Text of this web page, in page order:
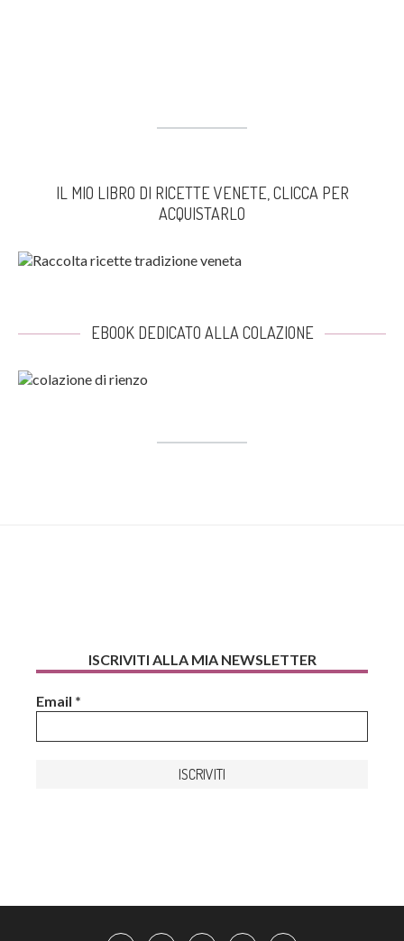
IL MIO LIBRO DI RICETTE VENETE, CLICCA PER
ACQUISTARLO
EBOOK DEDICATO ALLA COLAZIONE
ISCRIVITI ALLA MIA NEWSLETTER
Email *